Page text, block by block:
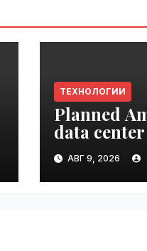
ТЕХНОЛОГИИ
Planned
data
become the
climate
the U.S. |
АВГ 9, 2026